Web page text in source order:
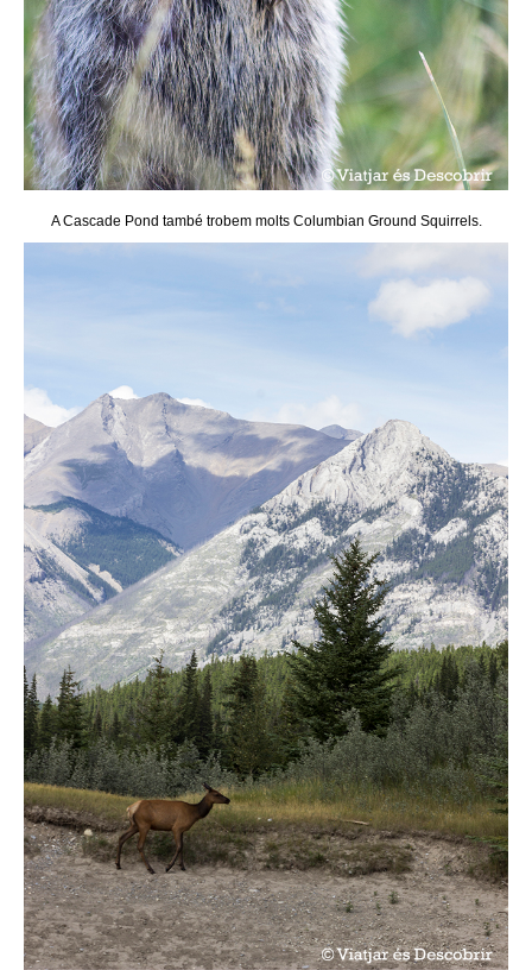
A Cascade Pond també trobem molts Columbian Ground Squirrels.